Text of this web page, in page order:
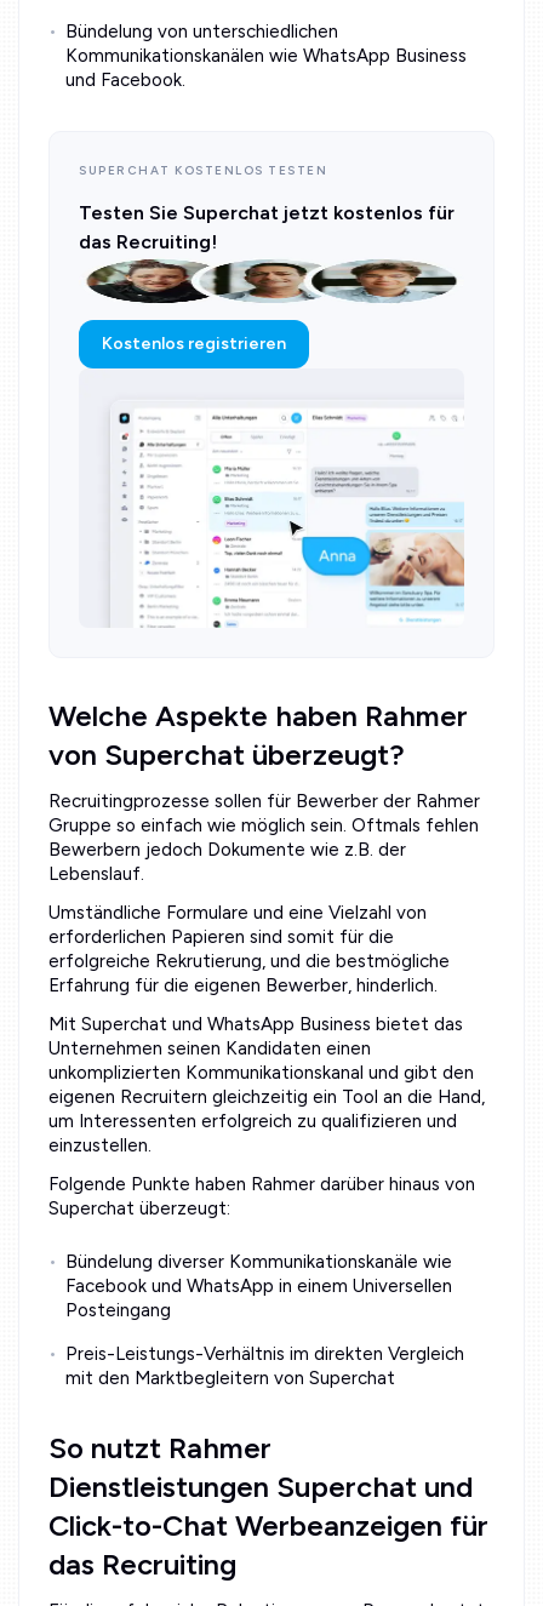
Bündelung von unterschiedlichen
Kommunikationskanälen wie WhatsApp Business
und Facebook.
SUPERCHAT KOSTENLOS TESTEN
Testen Sie Superchat jetzt kostenlos für
das Recruiting!
Kostenlos registrieren
Welche Aspekte haben Rahmer
von Superchat überzeugt?
Recruitingprozesse sollen für Bewerber der Rahmer
Gruppe so einfach wie möglich sein. Oftmals fehlen
Bewerbern jedoch Dokumente wie z.B. der
Lebenslauf.
Umständliche Formulare und eine Vielzahl von
erforderlichen Papieren sind somit für die
erfolgreiche Rekrutierung, und die bestmögliche
Erfahrung für die eigenen Bewerber, hinderlich.
Mit Superchat und WhatsApp Business bietet das
Unternehmen seinen Kandidaten einen
unkomplizierten Kommunikationskanal und gibt den
eigenen Recruitern gleichzeitig ein Tool an die Hand,
um Interessenten erfolgreich zu qualifizieren und
einzustellen.
Folgende Punkte haben Rahmer darüber hinaus von
Superchat überzeugt:
Bündelung diverser Kommunikationskanäle wie
Facebook und WhatsApp in einem Universellen
Posteingang
Preis-Leistungs-Verhältnis im direkten Vergleich
mit den Marktbegleitern von Superchat
So nutzt Rahmer
Dienstleistungen Superchat und
Click-to-Chat Werbeanzeigen für
das Recruiting